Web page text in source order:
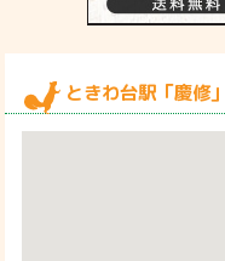
ときわ台駅「慶修」